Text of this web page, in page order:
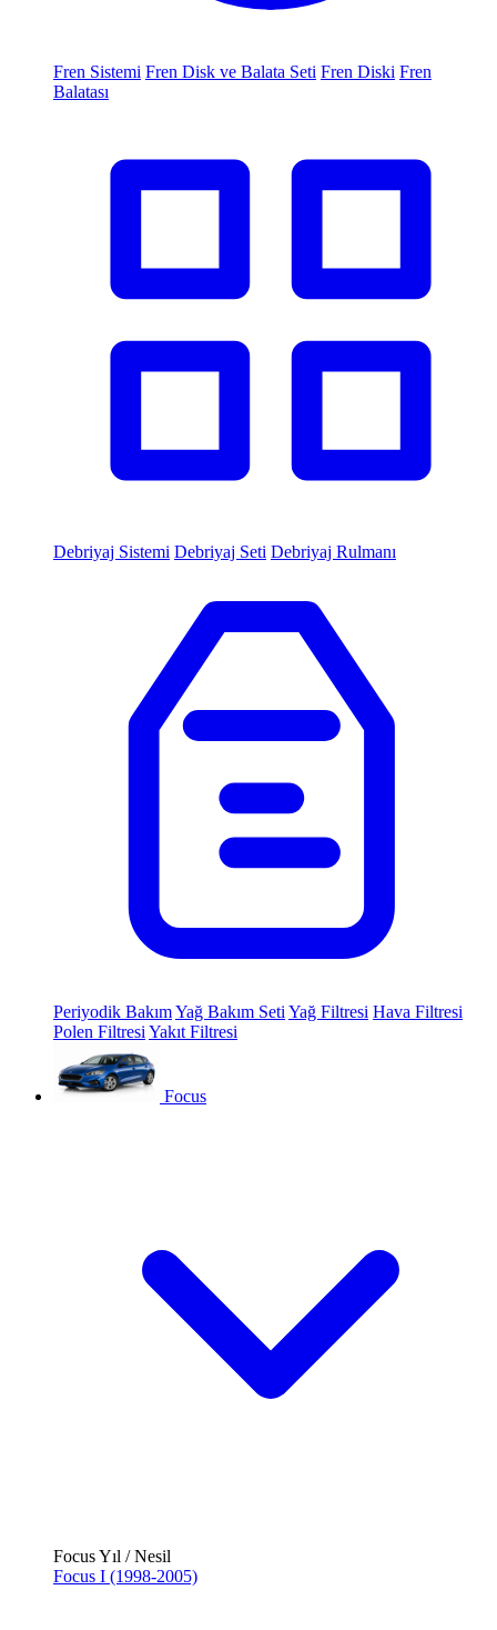
Fren Sistemi Fren Disk ve Balata Seti Fren Diski Fren
Balatası
Debriyaj Sistemi Debriyaj Seti Debriyaj Rulmanı
Periyodik BakımYağ Bakım Seti Yağ Filtresi Hava Filtresi
Polen Filtresi Yakıt Filtresi
Focus
Focus Yıl / Nesil
Focus I (1998-2005)